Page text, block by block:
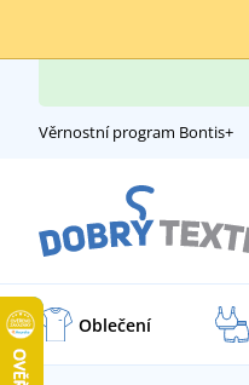
Věrnostní program Bontis+
Oblečení